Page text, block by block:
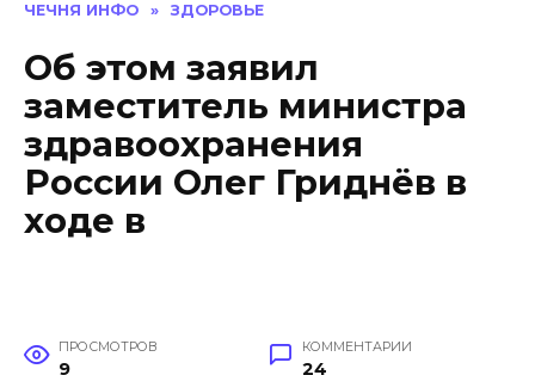
ЧЕЧНЯ ИНФО » ЗДОРОВЬЕ
Об этом заявил
заместитель министра
здравоохранения
России Олег Гриднёв в
ходе в
ПРОСМОТРОВ
9
КОММЕНТАРИИ
24